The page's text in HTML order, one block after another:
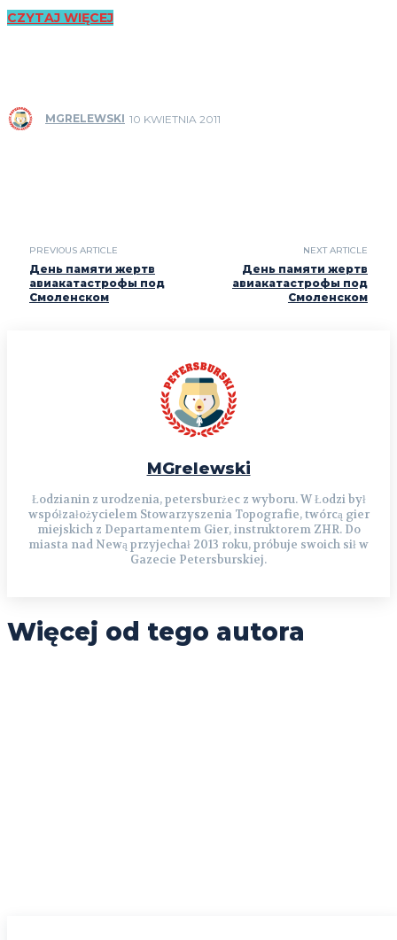
CZYTAJ WIĘCEJ
MGRELEWSKI 10 KWIETNIA 2011
PREVIOUS ARTICLE
День памяти жертв
авиакатастрофы под
Смоленском
NEXT ARTICLE
День памяти жертв
авиакатастрофы под
Смоленском
MGrelewski
Łodzianin z urodzenia, petersburżec z wyboru. W Łodzi był
współzałożycielem Stowarzyszenia Topografie, twórcą gier
miejskich z Departamentem Gier, instruktorem ZHR. Do
miasta nad Newą przyjechał 2013 roku, próbuje swoich sił w
Gazecie Petersburskiej.
Więcej od tego autora